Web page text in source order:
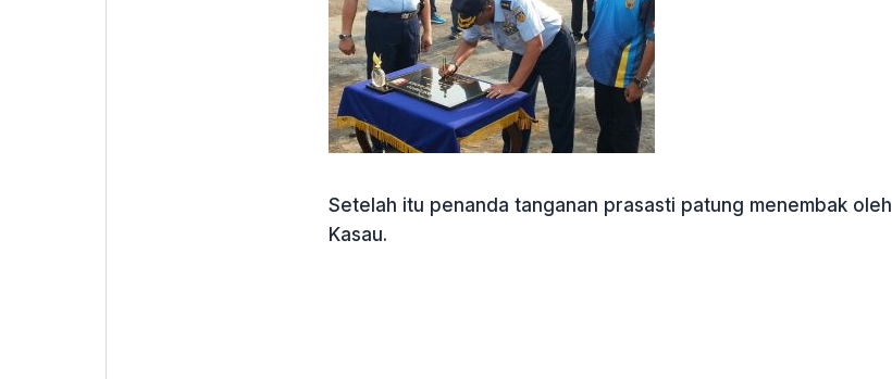
Setelah itu penanda tanganan prasasti patung menembak oleh
Kasau.